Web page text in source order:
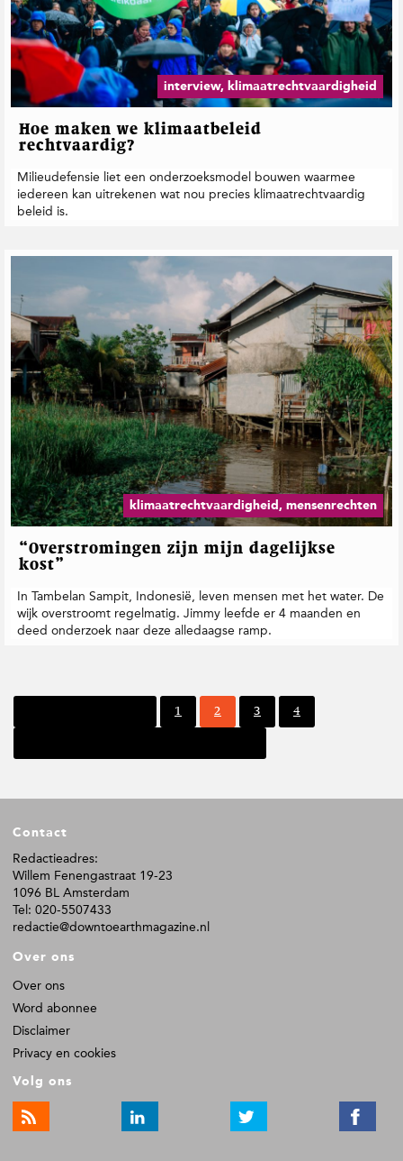
interview, klimaatrechtvaardigheid
Hoe maken we klimaatbeleid
rechtvaardig?
Milieudefensie liet een onderzoeksmodel bouwen waarmee
iedereen kan uitrekenen wat nou precies klimaatrechtvaardig
beleid is.
klimaatrechtvaardigheid, mensenrechten
“Overstromingen zijn mijn dagelijkse
kost”
In Tambelan Sampit, Indonesië, leven mensen met het water. De
wijk overstroomt regelmatig. Jimmy leefde er 4 maanden en
deed onderzoek naar deze alledaagse ramp.
P
i
a
1
P
a
i
a
2
P
i
a
3
P
a
a
4
oContact
Redactieadres:
Willem Fenengastraat 19-23
1096 BL Amsterdam
Tel: 020-5507433
redactie@downtoearthmagazine.nl
Over ons
Over ons
Word abonnee
Disclaimer
Privacy en cookies
Volg ons